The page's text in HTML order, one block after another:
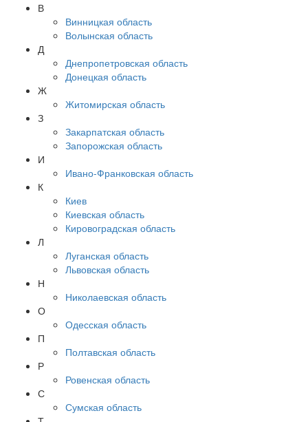
В
Винницкая область
Волынская область
Д
Днепропетровская область
Донецкая область
Ж
Житомирская область
З
Закарпатская область
Запорожская область
И
Ивано-Франковская область
К
Киев
Киевская область
Кировоградская область
Л
Луганская область
Львовская область
Н
Николаевская область
О
Одесская область
П
Полтавская область
Р
Ровенская область
С
Сумская область